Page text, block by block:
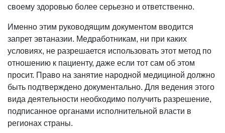
своему здоровью более серьезно и ответственно.
Именно этим руководящим документом вводится
запрет эвтаназии. Медработникам, ни при каких
условиях, не разрешается использовать этот метод по
отношению к пациенту, даже если тот сам об этом
просит. Право на занятие народной медициной должно
быть подтверждено документально. Для ведения этого
вида деятельности необходимо получить разрешение,
подписанное органами исполнительной власти в
регионах страны.